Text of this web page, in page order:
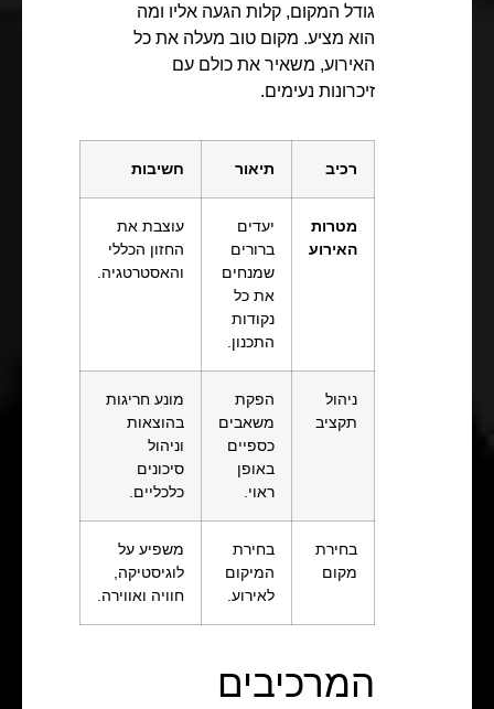
גודל המקום, קלות הגעה אליו ומה
הוא מציע. מקום טוב מעלה את כל
האירוע, משאיר את כולם עם
זיכרונות נעימים.
רכיב תיאור חשיבות
מטרות
האירוע
יעדים
ברורים
שמנחים
את כל
נקודות
התכנון.
עוצבת את
החזון הכללי
והאסטרטגיה.
ניהול
תקציב
הפקת
משאבים
כספיים
באופן
ראוי.
מונע חריגות
בהוצאות
וניהול
סיכונים
כלכליים.
בחירת
מקום
בחירת
המיקום
לאירוע.
משפיע על
לוגיסטיקה,
חוויה ואווירה.
המרכיבים